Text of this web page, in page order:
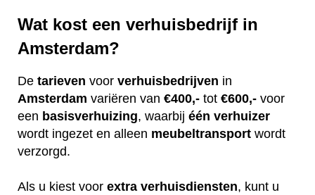
Wat kost een verhuisbedrijf in
Amsterdam?
De tarieven voor verhuisbedrijven in
Amsterdam variëren van €400,- tot €600,- voor
een basisverhuizing, waarbij één verhuizer
wordt ingezet en alleen meubeltransport wordt
verzorgd.
Als u kiest voor extra verhuisdiensten, kunt u